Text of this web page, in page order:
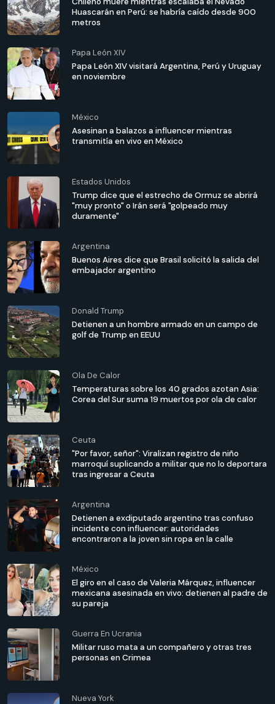
Huascarán en Perú: se habría caído desde 900
metros
Papa León XIV
Papa León XIV visitará Argentina, Perú y Uruguay
en noviembre
México
Asesinan a balazos a influencer mientras
transmitía en vivo en México
Estados Unidos
Trump dice que el estrecho de Ormuz se abrirá
"muy pronto" o Irán será "golpeado muy
duramente"
Argentina
Buenos Aires dice que Brasil solicitó la salida del
embajador argentino
Donald Trump
Detienen a un hombre armado en un campo de
golf de Trump en EEUU
Ola De Calor
Temperaturas sobre los 40 grados azotan Asia:
Corea del Sur suma 19 muertos por ola de calor
Ceuta
"Por favor, señor": Viralizan registro de niño
marroquí suplicando a militar que no lo deportara
tras ingresar a Ceuta
Argentina
Detienen a exdiputado argentino tras confuso
incidente con influencer: autoridades
encontraron a la joven sin ropa en la calle
México
El giro en el caso de Valeria Márquez, influencer
mexicana asesinada en vivo: detienen al padre de
su pareja
Guerra En Ucrania
Militar ruso mata a un compañero y otras tres
personas en Crimea
Nueva York